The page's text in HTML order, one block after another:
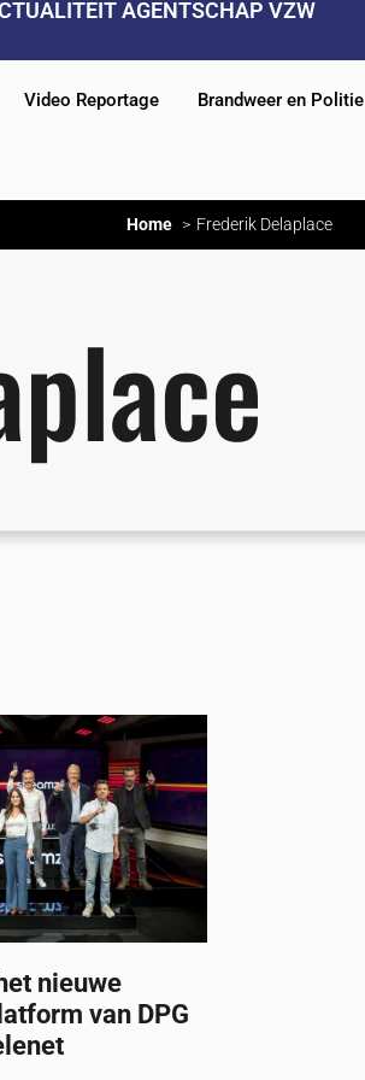
AGENTSCHAP VZW
Video Reportage Brandweer en Politie
Home Frederik Delaplace
nieuwe
van DPG